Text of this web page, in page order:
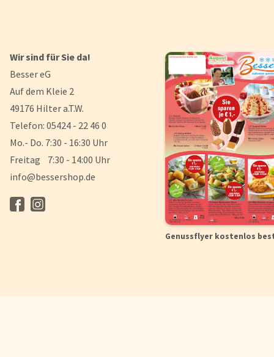
Wir sind für Sie da!
Besser eG
Auf dem Kleie 2
49176 Hilter a.T.W.
Telefon: 05424 - 22 46 0
Mo.- Do. 7:30 - 16:30 Uhr
Freitag 7:30 - 14:00 Uhr
info@bessershop.de
Genussflyer kostenlos